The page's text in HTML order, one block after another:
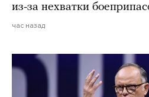
из-за нехватки
час назад